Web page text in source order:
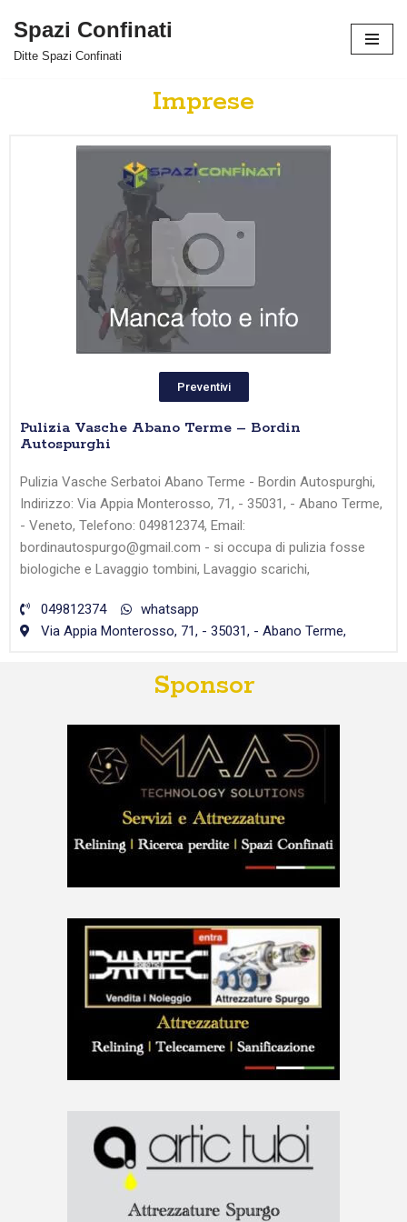
Vai
Spazi Confinati
Ditte Spazi Confinati
Imprese
Preventivi
Pulizia Vasche Abano Terme – Bordin
Autospurghi
Pulizia Vasche Serbatoi Abano Terme - Bordin Autospurghi,
Indirizzo: Via Appia Monterosso, 71, - 35031, - Abano Terme,
- Veneto, Telefono: 049812374, Email:
bordinautospurgo@gmail.com - si occupa di pulizia fosse
biologiche e Lavaggio tombini, Lavaggio scarichi,
049812374
whatsapp
Via Appia Monterosso, 71, - 35031, - Abano Terme,
Sponsor